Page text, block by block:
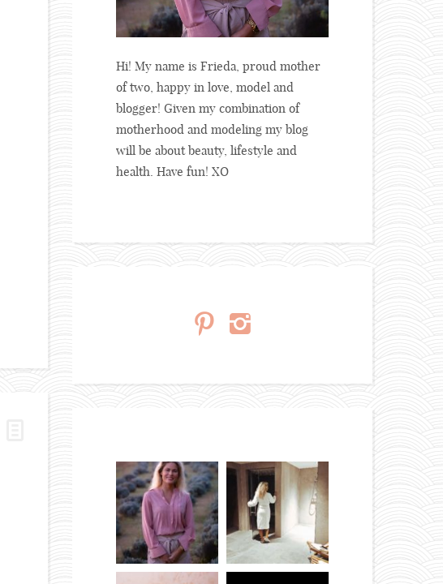
Hi! My name is Frieda, proud mother
of two, happy in love, model and
blogger! Given my combination of
motherhood and modeling my blog
will be about beauty, lifestyle and
health. Have fun! XO